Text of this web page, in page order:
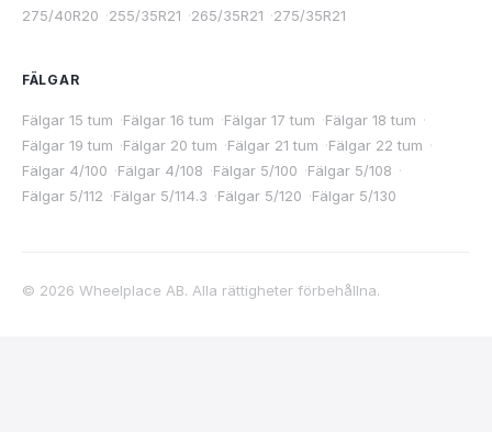
275/40R20 ·255/35R21 ·265/35R21 ·275/35R21
FÄLGAR
Fälgar 15 tum ·Fälgar 16 tum ·Fälgar 17 tum ·Fälgar 18 tum ·
Fälgar 19 tum ·Fälgar 20 tum ·Fälgar 21 tum ·Fälgar 22 tum ·
Fälgar 4/100 ·Fälgar 4/108 ·Fälgar 5/100 ·Fälgar 5/108 ·
Fälgar 5/112 ·Fälgar 5/114.3 ·Fälgar 5/120 ·Fälgar 5/130
© 2026 Wheelplace AB. Alla rättigheter förbehållna.